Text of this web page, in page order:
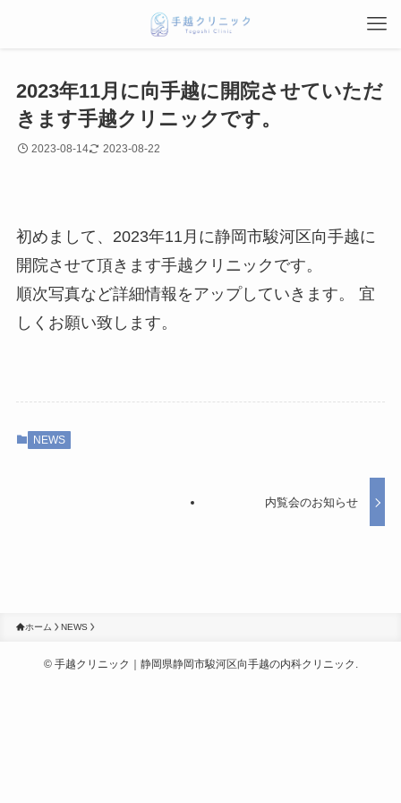
2023年11月に向手越に開院させていただ
きます手越クリニックです。
2023-08-14 2023-08-22
初めまして、2023年11月に静岡市駿河区向手越に
開院させて頂きます手越クリニックです。
順次写真など詳細情報をアップしていきます。 宜
しくお願い致します。
NEWS
内覧会のお知らせ
ホーム NEWS
©手越クリニック｜静岡県静岡市駿河区向手越の内科クリニック.